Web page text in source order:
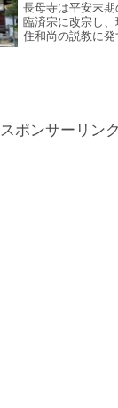
長母寺は平安末
臨済宗に改宗し
住和尚の説教に
本堂は方丈形式
スポンサーリンク